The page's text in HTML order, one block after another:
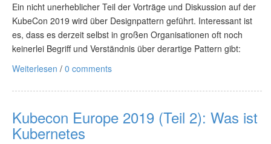
Ein nicht unerheblicher Teil der Vorträge und Diskussion auf der
KubeCon 2019 wird über Designpattern geführt. Interessant ist
es, dass es derzeit selbst in großen Organisationen oft noch
keinerlei Begriff und Verständnis über derartige Pattern gibt:
Weiterlesen / 0 comments
Kubecon Europe 2019 (Teil 2): Was ist
Kubernetes